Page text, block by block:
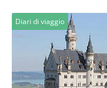
Diari di viaggio